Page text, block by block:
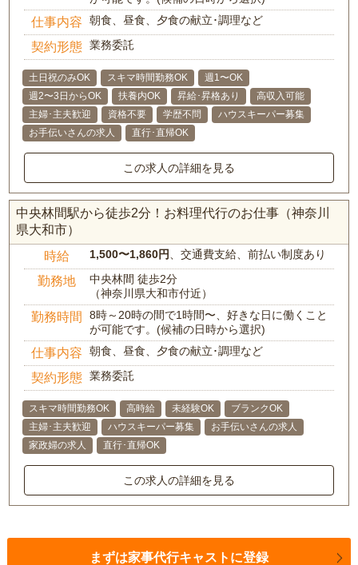
仕事内容 朝食、昼食、夕食の献立･調理など
契約形態 業務委託
土日祝のみOK スキマ時間勤務OK
週1〜OK
週2〜3日からOK
扶養内OK 昇給･昇格あり
高収入可能
主婦･主夫歓迎
資格不要 学歴不問
ハウスキーパー募集
お手伝いさんの求人
直行･直帰OK
この求人の詳細を見る
中央林間駅から徒歩2分！お料理代行のお仕事（神奈川
県大和市）
時給 1,500〜1,860円 、交通費支給、前払い制度あり
勤務地
中央林間 徒歩2分
（神奈川県大和市付近）
勤務時間
8時～20時の間で1時間〜、好きな日に働くこと
が可能です。(候補の日時から選択)
仕事内容 朝食、昼食、夕食の献立･調理など
契約形態 業務委託
スキマ時間勤務OK 高時給 未経験OK
ブランクOK
主婦･主夫歓迎
ハウスキーパー募集
お手伝いさんの求人
家政婦の求人
直行･直帰OK
この求人の詳細を見る
まずは家事代行キャストに登録